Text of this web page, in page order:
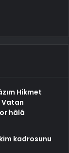
Hikmet
Vatan
hâlâ
kadrosunu